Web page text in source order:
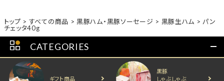
トップ すべての商品 黒豚ハム・黒豚ソーセージ 黒豚生ハム
パン
チェッタ40g
CATEGORIES
ギフト商品
黒豚
しゃぶしゃぶ